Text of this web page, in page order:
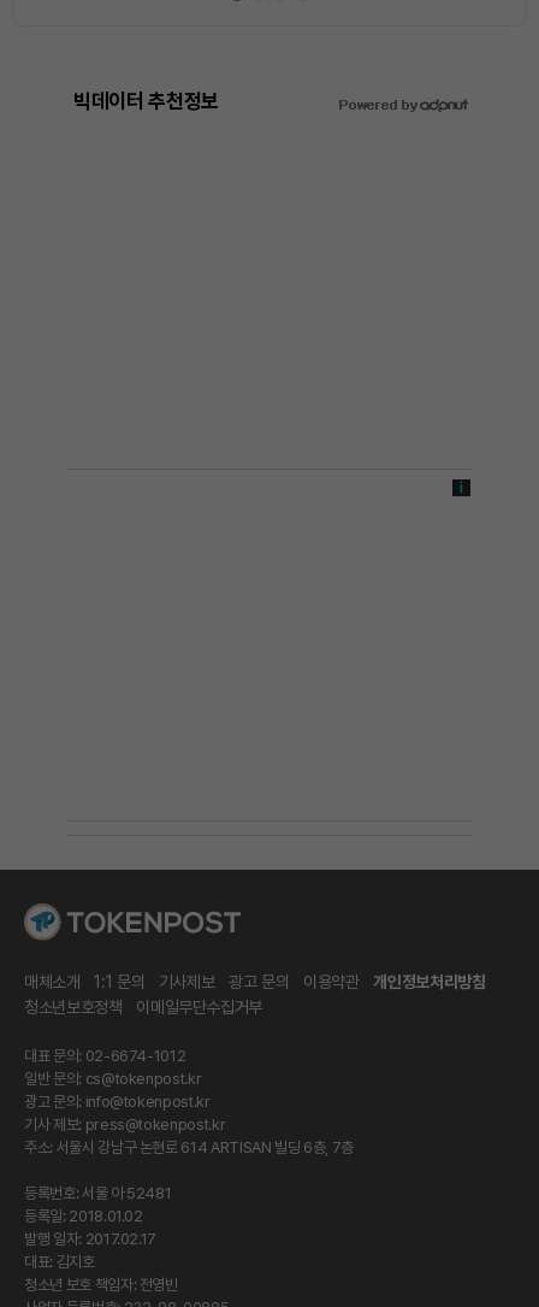
빅데이터 추천정보
매체소개 1:1 문의 기사제보 광고 문의 이용약관
개인정보처리방침
청소년보호정책
이메일무단수집거부
대표 문의: 02-6674-1012
일반 문의: cs@tokenpost.kr
광고 문의: info@tokenpost.kr
기사 제보: press@tokenpost.kr
주소: 서울시 강남구 논현로 614 ARTISAN 빌딩 6층, 7층
등록번호: 서울 아 52481
등록일: 2018.01.02
발행 일자: 2017.02.17
대표: 김지호
청소년 보호 책임자: 전영빈